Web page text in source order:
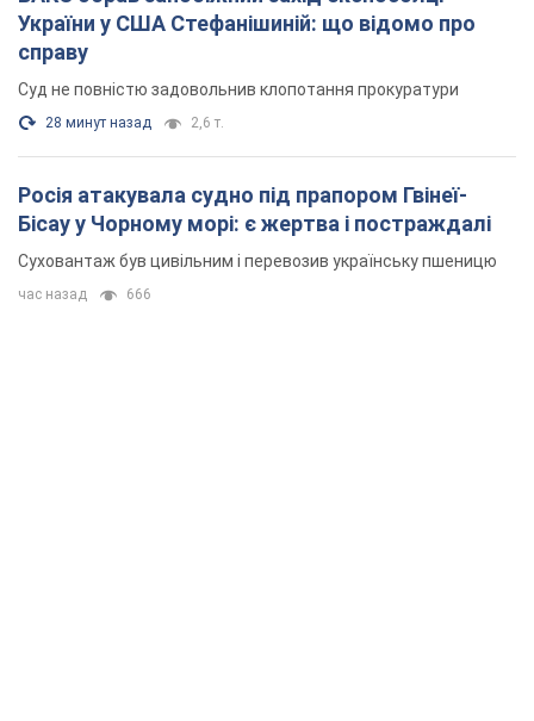
України у США Стефанішиній: що відомо про
справу
Суд не повністю задовольнив клопотання прокуратури
28 минут назад 2,6 т.
Росія атакувала судно під прапором Гвінеї-
Бісау у Чорному морі: є жертва і постраждалі
Суховантаж був цивільним і перевозив українську пшеницю
час назад 666